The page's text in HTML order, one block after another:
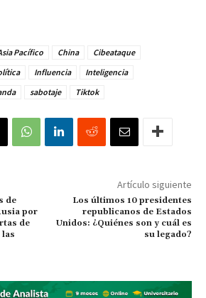
Pacífico China
Cibeataque
Influencia
Inteligencia
sabotaje Tiktok
de
por
de
Artículo siguiente
Los últimos 10 presidentes
republicanos de Estados
Unidos: ¿Quiénes son y cuál es
su legado?